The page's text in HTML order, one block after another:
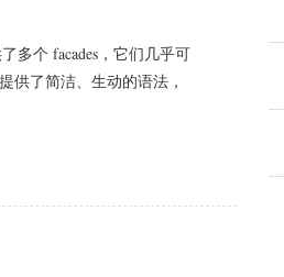
多个 facades，它们几乎可
供了简洁、生动的语法，